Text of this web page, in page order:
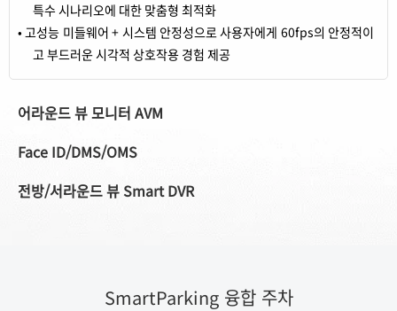
특수 시나리오에 대한 맞춤형 최적화
• 고성능 미들웨어 + 시스템 안정성으로 사용자에게 60fps의 안정적이
고 부드러운 시각적 상호작용 경험 제공
어라운드 뷰 모니터 AVM
Face ID/DMS/OMS
전방/서라운드 뷰 Smart DVR
SmartParking 융합 주차